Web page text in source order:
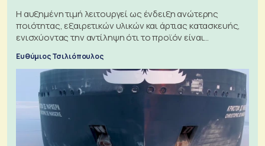
Η αυξημένη τιμή λειτουργεί ως ένδειξη ανώτερης
ποιότητας, εξαιρετικών υλικών και άρτιας κατασκευής,
ενισχύοντας την αντίληψη ότι το προϊόν είναι
Ευθύμιος Τσιλιόπουλος